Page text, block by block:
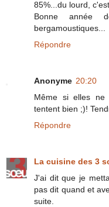
85%...du lourd,
Bonne
bergamoustiques...
Répondre
Anonyme 20:20
Même si elles
tentent bien ;)!
Répondre
La cuisine des 3
J'ai dit que je
pas dit quand et
suite.